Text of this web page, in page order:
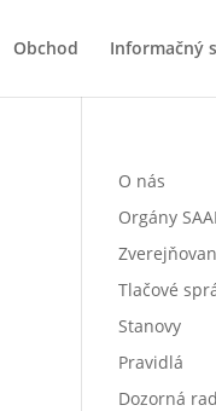
Obchod Informačný
O nás
Orgány
Tlačové
Stanovy
Pravidlá
Dozorná